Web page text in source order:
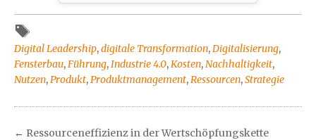
Digital Leadership,digitale Transformation,Digitalisierung,
Fensterbau,Führung,Industrie 4.0,Kosten,Nachhaltigkeit,
Nutzen,Produkt,Produktmanagement,Ressourcen,Strategie
← Ressourceneffizienz in der Wertschöpfungskette